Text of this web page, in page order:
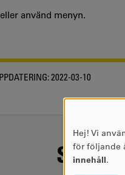
använd menyn.
2022-03-10
AV
Hej! Vi
för följande
innehåll.